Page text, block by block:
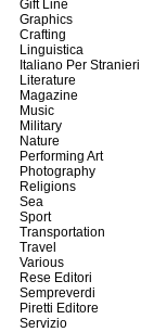
Gift Line
Graphics
Crafting
Linguistica
Italiano Per Stranieri
Literature
Magazine
Music
Military
Nature
Performing Art
Photography
Religions
Sea
Sport
Transportation
Travel
Various
Rese Editori
Sempreverdi
Piretti Editore
Servizio